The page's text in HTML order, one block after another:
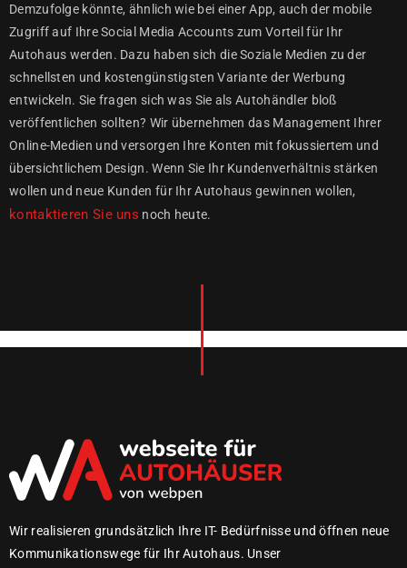
Demzufolge könnte, ähnlich wie bei einer App, auch der mobile
Zugriff auf Ihre Social Media Accounts zum Vorteil für Ihr
Autohaus werden. Dazu haben sich die Soziale Medien zu der
schnellsten und kostengünstigsten Variante der Werbung
entwickeln. Sie fragen sich was Sie als Autohändler bloß
veröffentlichen sollten? Wir übernehmen das Management Ihrer
Online-Medien und versorgen Ihre Konten mit fokussiertem und
übersichtlichem Design. Wenn Sie Ihr Kundenverhältnis stärken
wollen und neue Kunden für Ihr Autohaus gewinnen wollen,
kontaktieren Sie uns noch heute.
Wir realisieren grundsätzlich Ihre IT- Bedürfnisse und öffnen neue
Kommunikationswege für Ihr Autohaus. Unser